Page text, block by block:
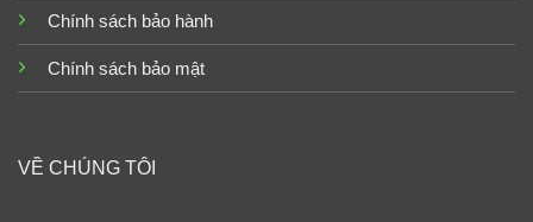
Chính sách bảo hành
Chính sách bảo mật
VỀ CHÚNG TÔI